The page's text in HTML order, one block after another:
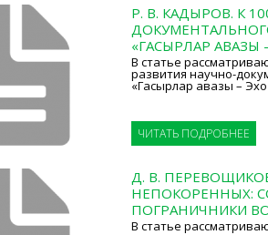
Р. В. КАДЫРОВ. К
«ГАСЫРЛАР АВАЗЫ
В статье
развития научно-
«Гасырлар авазы –
ЧИТАТЬ ПОДРОБНЕЕ
Д. В.
НЕПОКОРЕННЫХ:
ПОГРАНИЧНИКИ
В статье